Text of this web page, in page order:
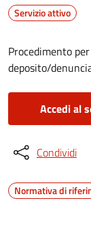
Servizio attivo
Procedimento
deposito/
Accedi al
Condividi
Normativa di